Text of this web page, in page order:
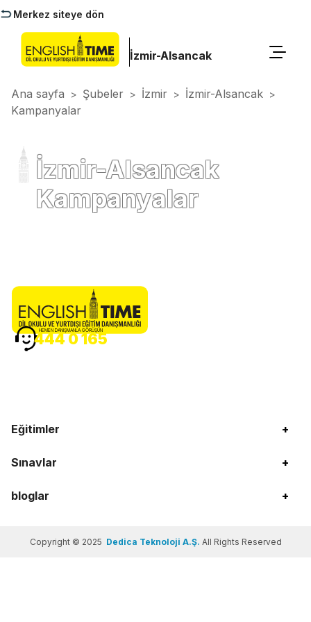
Merkez siteye dön
İzmir-Alsancak
Ana sayfa > Şubeler > İzmir > İzmir-Alsancak >
Kampanyalar
İzmir-Alsancak
Kampanyalar
Eğitimler +
Sınavlar +
bloglar +
HEMEN DANIŞMANLA GÖRÜŞÜN
444 0 165
Copyright © 2025 Dedica Teknoloji A.Ş. All Rights Reserved